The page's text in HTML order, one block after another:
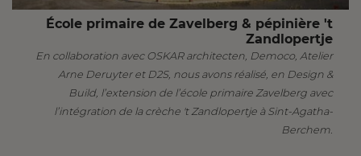
École primaire de Zavelberg & pépinière 't
Zandlopertje
En collaboration avec OSKAR architecten, Democo, Atelier
Arne Deruyter et D2S, nous avons réalisé, en Design &
Build, l’extension de l’école primaire Zavelberg avec
l’intégration de la crèche 't Zandlopertje à Sint-Agatha-
Berchem.